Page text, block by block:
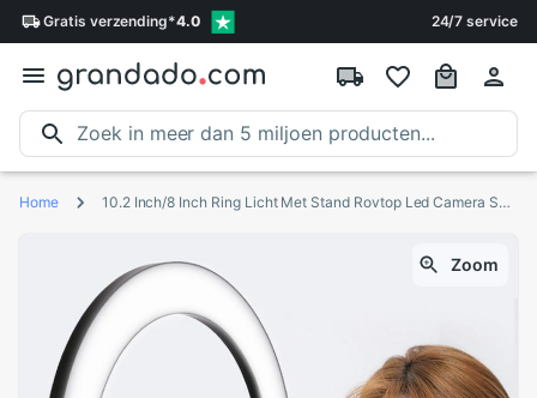
Gratis verzending*4.0 24/7 service
Home 10.2 Inch/8 Inch Ring Licht Met Stand Rovtop Led Camera Selfie Licht Ring Voor Iphone Statief Telefoon Houder voor Video Fotografie
Zoom